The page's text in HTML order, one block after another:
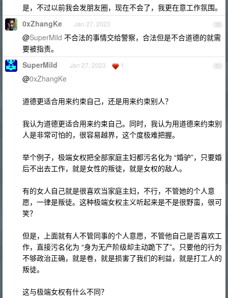
是，不过以前我会发朋友圈，现在不会了，我更在意工作氛围。
70
0xZhangKe Jan 27, 2023
@SuperMild 不合法的事情交给警察，合法但是不合道德的就需
要被指责。
71
SuperMild Jan 27, 2023 1
@0xZhangKe
道德更适合用来约束自己，还是用来约束别人？
我认为道德更适合用来约束自己。同时，我认为用道德来约束别
人是非常可怕的，很容易越界，这个度极难把握。
举个例子，极端女权把全部家庭主妇都污名化为 “婚驴”，只要婚
后不出去工作，就是女性的叛徒，就是女权的敌人。
有的女人自己就是很喜欢当家庭主妇，不行，不管她的个人意
愿，一律是叛徒。这种极端女权主义听起来是不是很野蛮，很可
笑？
但是，上面就有人不管同事的个人意愿，不管他自己是否喜欢工
作，直接污名化为 “身为无产阶级却主动跪下了”。只要他的行为
不够政治正确，就是卷，就是损害了我们的利益，就是打工人的
叛徒。
这与极端女权有什么不同？